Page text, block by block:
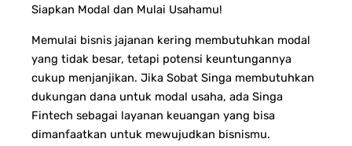
Siapkan Modal dan Mulai Usahamu!
Memulai bisnis jajanan kering membutuhkan modal
yang tidak besar, tetapi potensi keuntungannya
cukup menjanjikan. Jika Sobat Singa membutuhkan
dukungan dana untuk modal usaha, ada Singa
Fintech sebagai layanan keuangan yang bisa
dimanfaatkan untuk mewujudkan bisnismu.